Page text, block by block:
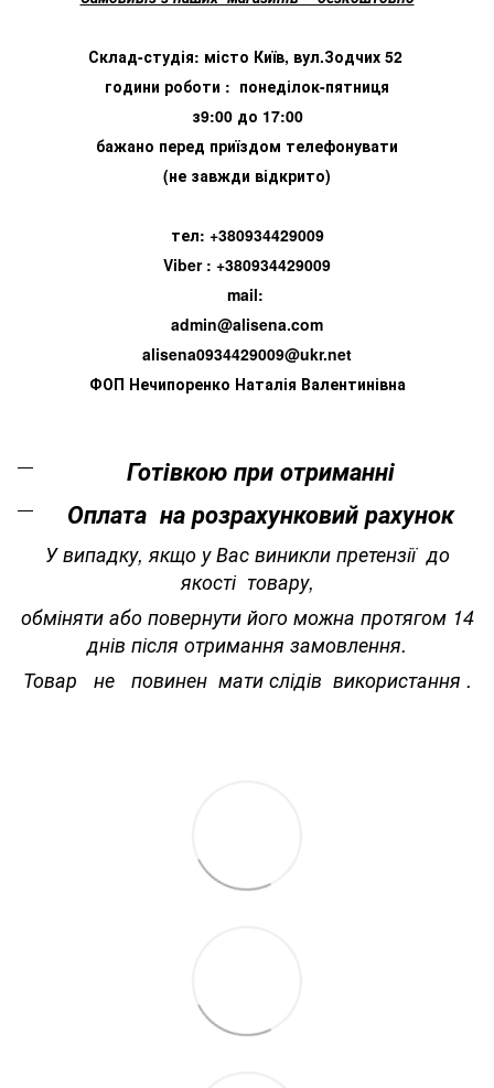
Склад-студія: місто Київ, вул.Зодчих 52
години роботи : понеділок-пятниця
з9:00 до 17:00
бажано перед приїздом телефонувати
(не завжди відкрито)
тел: +380934429009
Viber : +380934429009
mail:
admin@alisena.com
alisena0934429009@ukr.net
ФОП Нечипоренко Наталія Валентинівна
Готівкою при отриманні
Оплата на розрахунковий рахунок
У випадку, якщо у Вас виникли претензії до
якості товару,
обміняти або повернути його можна протягом 14
днів після отримання замовлення.
Товар не повинен мати слідів використання .